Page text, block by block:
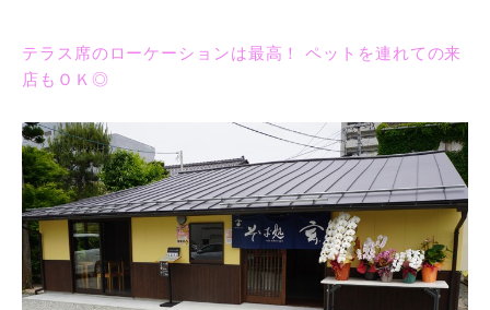
テラス席のローケーションは最高！ ペットを連れての来
店もＯＫ◎